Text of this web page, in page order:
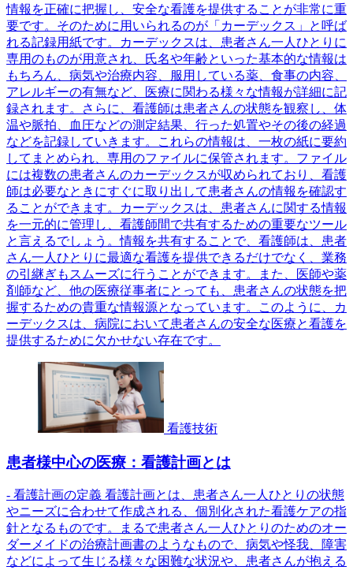
情報を正確に把握し、安全な看護を提供することが非常に重
要です。そのために用いられるのが「カーデックス」と呼ば
れる記録用紙です。カーデックスは、患者さん一人ひとりに
専用のものが用意され、氏名や年齢といった基本的な情報は
もちろん、病気や治療内容、服用している薬、食事の内容、
アレルギーの有無など、医療に関わる様々な情報が詳細に記
録されます。さらに、看護師は患者さんの状態を観察し、体
温や脈拍、血圧などの測定結果、行った処置やその後の経過
などを記録していきます。これらの情報は、一枚の紙に要約
してまとめられ、専用のファイルに保管されます。ファイル
には複数の患者さんのカーデックスが収められており、看護
師は必要なときにすぐに取り出して患者さんの情報を確認す
ることができます。カーデックスは、患者さんに関する情報
を一元的に管理し、看護師間で共有するための重要なツール
と言えるでしょう。情報を共有することで、看護師は、患者
さん一人ひとりに最適な看護を提供できるだけでなく、業務
の引継ぎもスムーズに行うことができます。また、医師や薬
剤師など、他の医療従事者にとっても、患者さんの状態を把
握するための貴重な情報源となっています。このように、カ
ーデックスは、病院において患者さんの安全な医療と看護を
提供するために欠かせない存在です。
看護技術
患者様中心の医療：看護計画とは
- 看護計画の定義 看護計画とは、患者さん一人ひとりの状態
やニーズに合わせて作成される、個別化された看護ケアの指
針となるものです。まるで患者さん一人ひとりのためのオー
ダーメイドの治療計画書のようなもので、病気や怪我、障害
などによって生じる様々な困難な状況や、患者さんが抱える